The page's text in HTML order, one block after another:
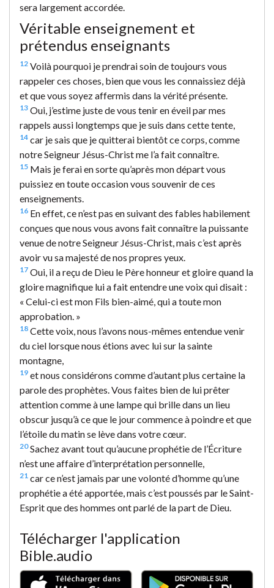
sera largement accordée.
Véritable enseignement et
prétendus enseignants
12 Voilà pourquoi je prendrai soin de toujours vous
rappeler ces choses, bien que vous les connaissiez déjà
et que vous soyez affermis dans la vérité présente.
13 Oui, j’estime juste de vous tenir en éveil par mes
rappels aussi longtemps que je suis dans cette tente,
14 car je sais que je quitterai bientôt ce corps, comme
notre Seigneur Jésus-Christ me l’a fait connaître.
15 Mais je ferai en sorte qu’après mon départ vous
puissiez en toute occasion vous souvenir de ces
enseignements.
16 En effet, ce n’est pas en suivant des fables habilement
conçues que nous vous avons fait connaître la puissante
venue de notre Seigneur Jésus-Christ, mais c’est après
avoir vu sa majesté de nos propres yeux.
17 Oui, il a reçu de Dieu le Père honneur et gloire quand la
gloire magnifique lui a fait entendre une voix qui disait :
« Celui-ci est mon Fils bien-aimé, qui a toute mon
approbation. »
18 Cette voix, nous l’avons nous-mêmes entendue venir
du ciel lorsque nous étions avec lui sur la sainte
montagne,
19 et nous considérons comme d’autant plus certaine la
parole des prophètes. Vous faites bien de lui prêter
attention comme à une lampe qui brille dans un lieu
obscur jusqu’à ce que le jour commence à poindre et que
l’étoile du matin se lève dans votre cœur.
20Sachez avant tout qu’aucune prophétie de l’Écriture
n’est une affaire d’interprétation personnelle,
21 car ce n’est jamais par une volonté d’homme qu’une
prophétie a été apportée, mais c’est poussés par le Saint-
Esprit que des hommes ont parlé de la part de Dieu.
Télécharger l'application
Bible.audio